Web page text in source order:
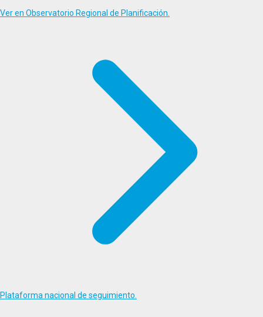
Ver en Observatorio Regional de Planificación.
Plataforma nacional de seguimiento.